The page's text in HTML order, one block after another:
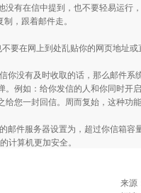
有在信中提到，也不要轻易运行
，跟着邮件走。
在网上到处乱贴你的网页地址或
没有及时收取的话，那么邮件系
例如：给你发信的人和你同时开
您一封回信。周而复始，这种功
件服务器设置为，超过你信箱容
计算机更加安全。
来源